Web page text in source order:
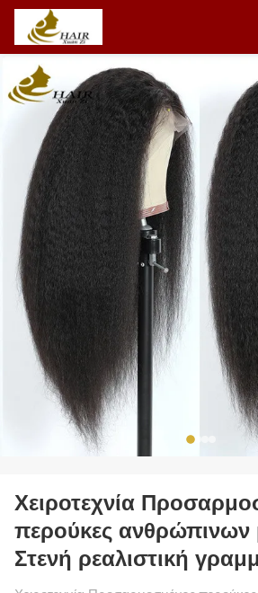
Χειροτεχνία
περούκες ανθρώπινων
Στενή ρεαλιστική